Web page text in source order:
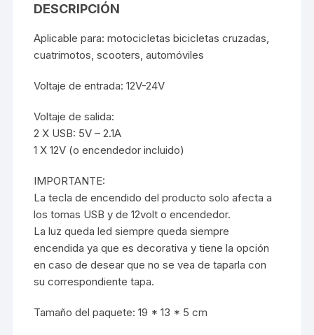
DESCRIPCIÓN
Aplicable para: motocicletas bicicletas cruzadas,
cuatrimotos, scooters, automóviles
Voltaje de entrada: 12V-24V
Voltaje de salida:
2 X USB: 5V – 2.1A
1 X 12V (o encendedor incluido)
IMPORTANTE:
La tecla de encendido del producto solo afecta a
los tomas USB y de 12volt o encendedor.
La luz queda led siempre queda siempre
encendida ya que es decorativa y tiene la opción
en caso de desear que no se vea de taparla con
su correspondiente tapa.
Tamaño del paquete: 19 * 13 * 5 cm